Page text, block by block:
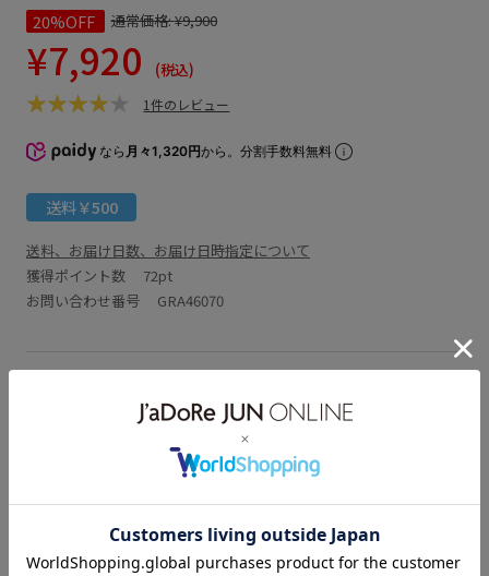
20%OFF 通常価格:¥9,900
¥7,920 (税込)
1件のレビュー
なら 月々1,320円から。分割手数料無料
送料￥500
送料、お届け日数、お届け日時指定について
獲得ポイント数 72pt
お問い合わせ番号 GRA46070
サイズ・素材・お手入れ方法
レビュー (1)